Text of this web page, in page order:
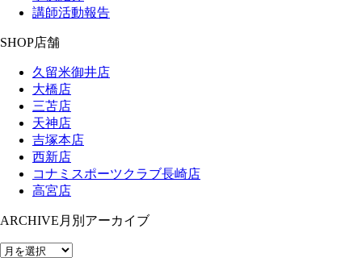
講師活動報告
SHOP店舗
久留米御井店
大橋店
三苫店
天神店
吉塚本店
西新店
コナミスポーツクラブ長崎店
高宮店
ARCHIVE 月別アーカイブ